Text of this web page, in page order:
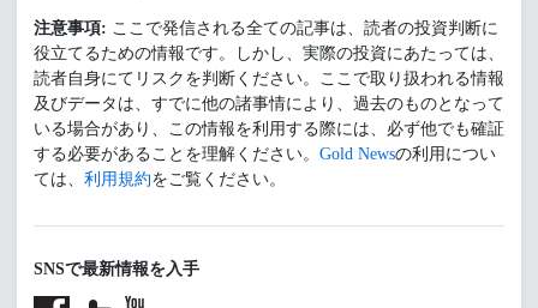
注意事項: ここで発信される全ての記事は、読者の投資判断に
役立てるための情報です。しかし、実際の投資にあたっては、
読者自身にてリスクを判断ください。ここで取り扱われる情報
及びデータは、すでに他の諸事情により、過去のものとなって
いる場合があり、この情報を利用する際には、必ず他でも確証
する必要があることを理解ください。 Gold Newsの利用につい
ては、 利用規約をご覧ください。
SNSで最新情報を入手